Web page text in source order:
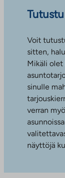
Voit
sitten,
Mikäli olet
sinulle
verran
näyttöjä